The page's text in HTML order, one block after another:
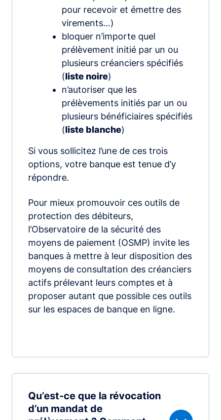
pour recevoir et émettre des
virements…)
bloquer n’importe quel
prélèvement initié par un ou
plusieurs créanciers spécifiés
(liste noire)
n’autoriser que les
prélèvements initiés par un ou
plusieurs bénéficiaires spécifiés
(liste blanche)
Si vous sollicitez l’une de ces trois
options, votre banque est tenue d’y
répondre.
Pour mieux promouvoir ces outils de
protection des débiteurs,
l’Observatoire de la sécurité des
moyens de paiement (OSMP) invite les
banques à mettre à leur disposition des
moyens de consultation des créanciers
actifs prélevant leurs comptes et à
proposer autant que possible ces outils
sur les espaces de banque en ligne.
Qu’est-ce que la révocation
d’un mandat de